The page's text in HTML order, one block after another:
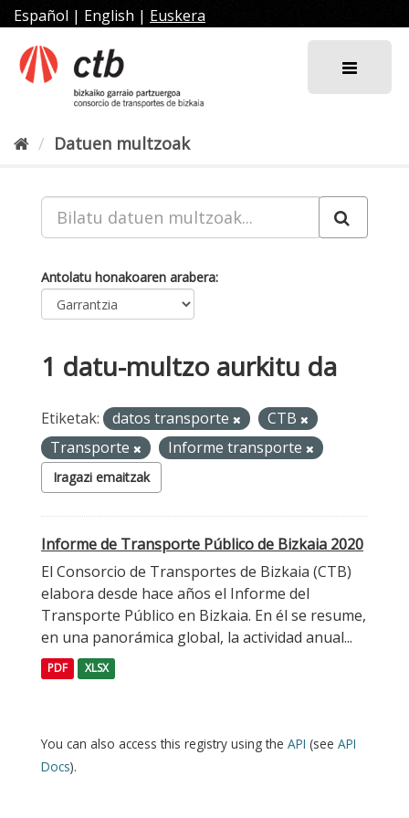
Joan
edukira
Español | English | Euskera
Datuen multzoak
Antolatu honakoaren arabera
1 datu-multzo aurkitu da
Etiketak: datos transporte
CTB
Transporte
Informe transporte
Iragazi emaitzak
Informe de Transporte Público de Bizkaia 2020
El Consorcio de Transportes de Bizkaia (CTB)
elabora desde hace años el Informe del
Transporte Público en Bizkaia. En él se resume,
en una panorámica global, la actividad anual...
PDF XLSX
You can also access this registry using the API (see API
Docs).